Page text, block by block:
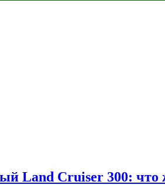
Land Cruiser 300: что